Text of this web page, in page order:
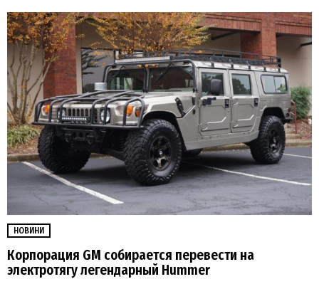
НОВИНИ
Корпорация GM собирается перевести на
электротягу легендарный Hummer